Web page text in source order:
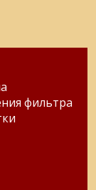
фильтра